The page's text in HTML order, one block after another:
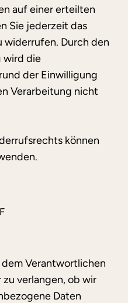
auf einer erteilten
Sie jederzeit das
widerrufen. Durch den
wird die
der Einwilligung
Verarbeitung nicht
können
dem Verantwortlichen
verlangen, ob wir
Daten